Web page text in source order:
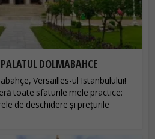
DOLMABAHCE
Versailles-ul Istanbulului!
toate sfaturile mele practice:
de deschidere și prețurile